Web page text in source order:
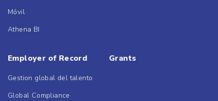
Móvil
Athena BI
Employer of Record
Gestion global del talento
Global Compliance
Grants